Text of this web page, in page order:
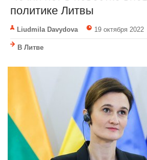
политике Литвы
Liudmila Davydova 19 октября 2022
В Литве